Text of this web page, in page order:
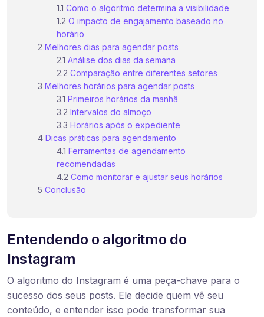
Como o algoritmo determina a visibilidade
O impacto de engajamento baseado no
horário
Melhores dias para agendar posts
Análise dos dias da semana
Comparação entre diferentes setores
Melhores horários para agendar posts
Primeiros horários da manhã
Intervalos do almoço
Horários após o expediente
Dicas práticas para agendamento
Ferramentas de agendamento
recomendadas
Como monitorar e ajustar seus horários
Conclusão
Entendendo o algoritmo do
Instagram
O algoritmo do Instagram é uma peça-chave para o
sucesso dos seus posts. Ele decide quem vê seu
conteúdo, e entender isso pode transformar sua